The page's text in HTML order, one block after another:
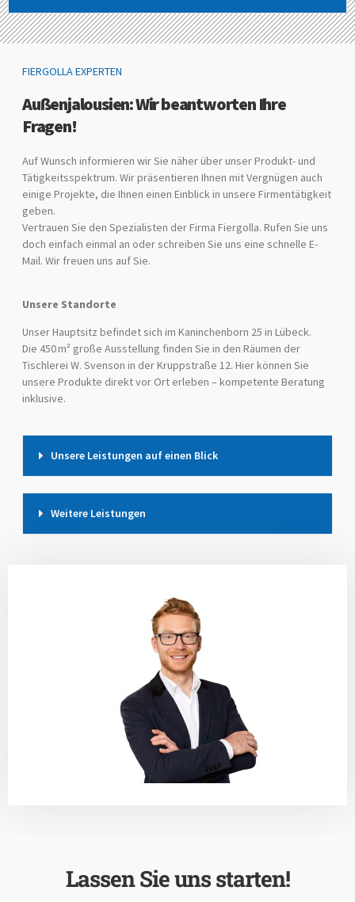
FIERGOLLA EXPERTEN
Außenjalousien: Wir beantworten Ihre
Fragen!
Auf Wunsch informieren wir Sie näher über unser Produkt- und
Tätigkeitsspektrum. Wir präsentieren Ihnen mit Vergnügen auch
einige Projekte, die Ihnen einen Einblick in unsere Firmentätigkeit
geben.
Vertrauen Sie den Spezialisten der Firma Fiergolla. Rufen Sie uns
doch einfach einmal an oder schreiben Sie uns eine schnelle E-
Mail. Wir freuen uns auf Sie.
Unsere Standorte
Unser Hauptsitz befindet sich im Kaninchenborn 25 in Lübeck.
Die 450 m² große Ausstellung finden Sie in den Räumen der
Tischlerei W. Svenson in der Kruppstraße 12. Hier können Sie
unsere Produkte direkt vor Ort erleben – kompetente Beratung
inklusive.
Unsere Leistungen auf einen Blick
Weitere Leistungen
Lassen Sie uns starten!